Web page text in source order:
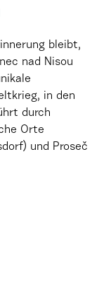
bleibt,
nad Nisou
in den
durch
Orte
und Proseč